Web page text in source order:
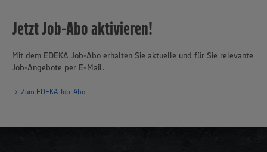
Jetzt Job-Abo aktivieren!
Mit dem EDEKA Job-Abo erhalten Sie aktuelle und für Sie relevante
Job-Angebote per E-Mail.
Zum EDEKA Job-Abo